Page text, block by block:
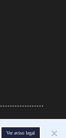
Ver aviso legal